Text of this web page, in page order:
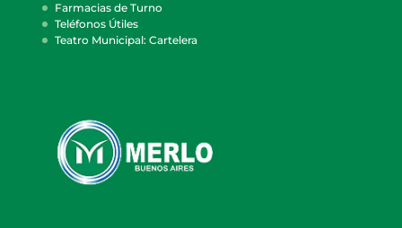
Farmacias de Turno
Teléfonos Útiles
Teatro Municipal: Cartelera